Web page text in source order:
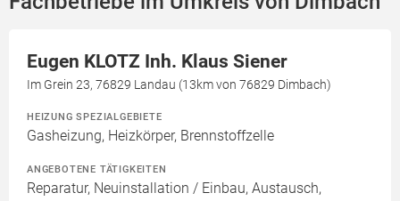
Eugen KLOTZ Inh. Klaus Siener
Im Grein 23, 76829 Landau (13km von 76829 Dimbach)
HEIZUNG SPEZIALGEBIETE
Gasheizung, Heizkörper, Brennstoffzelle
ANGEBOTENE TÄTIGKEITEN
Reparatur, Neuinstallation / Einbau, Austausch,